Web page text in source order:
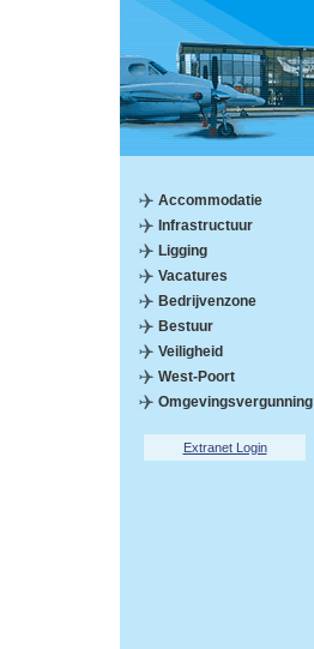
Accommodatie
Infrastructuur
Ligging
Vacatures
Bedrijvenzone
Bestuur
Veiligheid
West-Poort
Omgevingsvergunning
Extranet Login